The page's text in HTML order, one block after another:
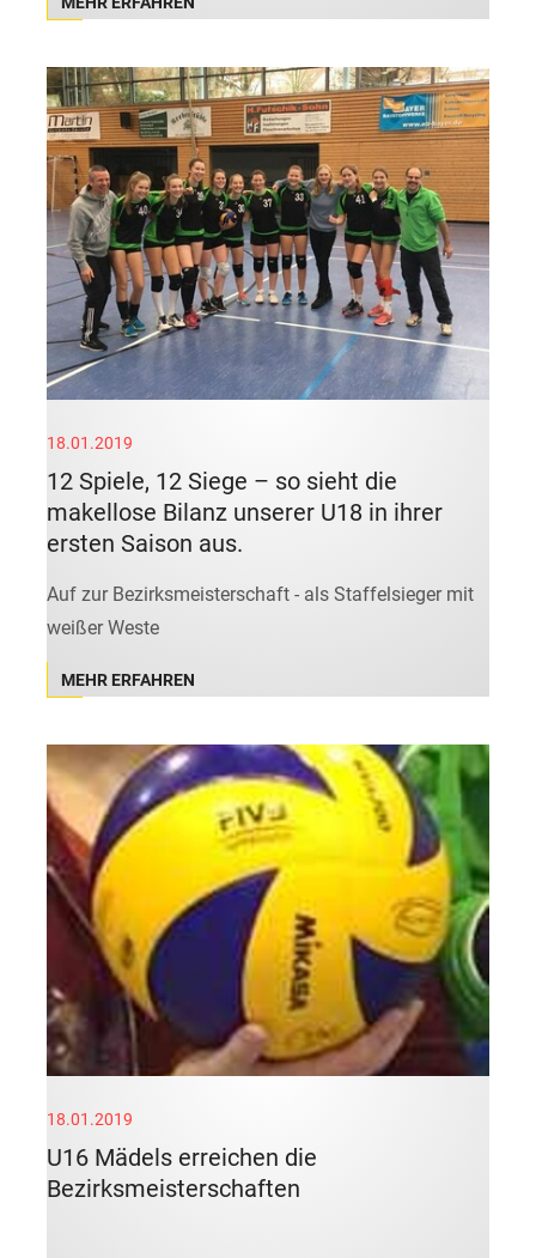
18.01.2019
12 Spiele, 12 Siege – so sieht die
makellose Bilanz unserer U18 in ihrer
ersten Saison aus.
Auf zur Bezirksmeisterschaft - als Staffelsieger mit
weißer Weste
MEHR ERFAHREN
18.01.2019
U16 Mädels erreichen die
Bezirksmeisterschaften